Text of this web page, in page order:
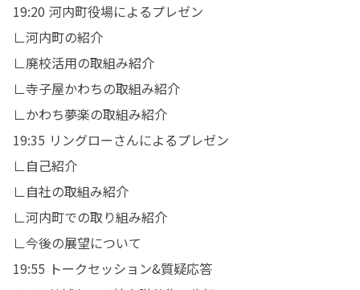
19:20 河内町役場によるプレゼン
∟河内町の紹介
∟廃校活用の取組み紹介
∟寺子屋かわちの取組み紹介
∟かわち夢楽の取組み紹介
19:35 リングローさんによるプレゼン
∟自己紹介
∟自社の取組み紹介
∟河内町での取り組み紹介
∟今後の展望について
19:55 トークセッション&質疑応答